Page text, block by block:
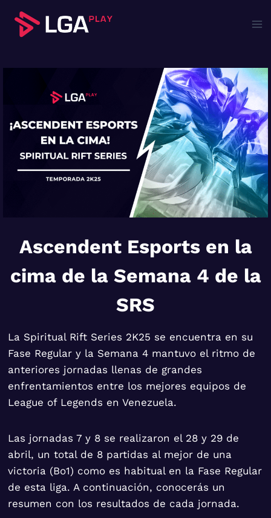
contenido
Ascendent Esports en la
cima de la Semana 4 de la
SRS
La Spiritual Rift Series 2K25 se encuentra en su
Fase Regular y la Semana 4 mantuvo el ritmo de
anteriores jornadas llenas de grandes
enfrentamientos entre los mejores equipos de
League of Legends en Venezuela.
Las jornadas 7 y 8 se realizaron el 28 y 29 de
abril, un total de 8 partidas al mejor de una
victoria (Bo1) como es habitual en la Fase Regular
de esta liga. A continuación, conocerás un
resumen con los resultados de cada jornada.